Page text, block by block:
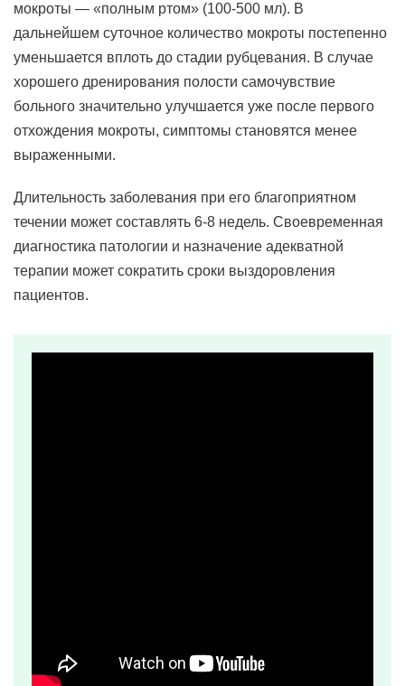
мокроты — «полным ртом» (100-500 мл). В
дальнейшем суточное количество мокроты постепенно
уменьшается вплоть до стадии рубцевания. В случае
хорошего дренирования полости самочувствие
больного значительно улучшается уже после первого
отхождения мокроты, симптомы становятся менее
выраженными.
Длительность заболевания при его благоприятном
течении может составлять 6-8 недель. Своевременная
диагностика патологии и назначение адекватной
терапии может сократить сроки выздоровления
пациентов.